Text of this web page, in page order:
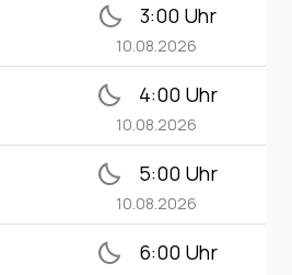
bedtime 3:00 Uhr
10.08.2026
bedtime 4:00 Uhr
10.08.2026
bedtime 5:00 Uhr
10.08.2026
bedtime 6:00 Uhr